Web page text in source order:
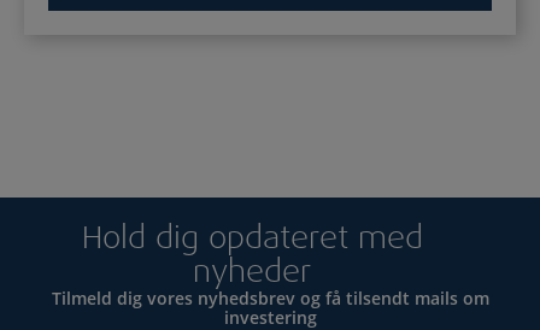
Hold dig opdateret med
nyheder
Tilmeld dig vores nyhedsbrev og få tilsendt mails om
investering